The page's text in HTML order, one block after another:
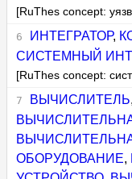
[RuThes concept:
ИНТЕГРАТОР,
СИСТЕМНЫЙ
[RuThes concept:
ВЫЧИСЛИТЕЛЬ,
ОБОРУДОВАНИЕ,